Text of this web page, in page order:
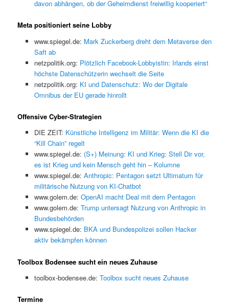
davon abhängen, ob der Geheimdienst freiwillig kooperiert“
Meta positioniert seine Lobby
www.spiegel.de: Mark Zuckerberg dreht dem Metaverse den
Saft ab
netzpolitik.org: Plötzlich Facebook-Lobbyistin: Irlands einst
höchste Datenschützerin wechselt die Seite
netzpolitik.org: KI und Datenschutz: Wo der Digitale
Omnibus der EU gerade hinrollt
Offensive Cyber-Strategien
DIE ZEIT: Künstliche Intelligenz im Militär: Wenn die KI die
“Kill Chain” regelt
www.spiegel.de: (S+) Meinung: KI und Krieg: Stell Dir vor,
es ist Krieg und kein Mensch geht hin – Kolumne
www.spiegel.de: Anthropic: Pentagon setzt Ultimatum für
militärische Nutzung von KI-Chatbot
www.golem.de: OpenAI macht Deal mit dem Pentagon
www.golem.de: Trump untersagt Nutzung von Anthropic in
Bundesbehörden
www.spiegel.de: BKA und Bundespolizei sollen Hacker
aktiv bekämpfen können
Toolbox Bodensee sucht ein neues Zuhause
toolbox-bodensee.de: Toolbox sucht neues Zuhause
Termine